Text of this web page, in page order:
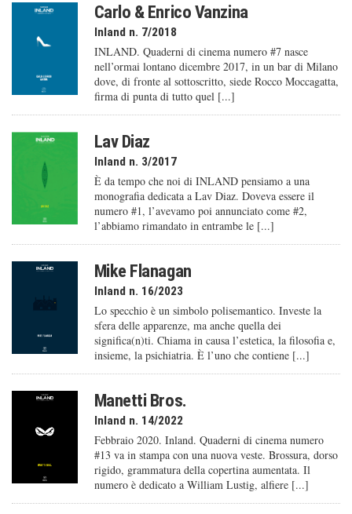
Carlo & Enrico Vanzina
Inland n. 7/2018
INLAND. Quaderni di cinema numero #7 nasce
nell’ormai lontano dicembre 2017, in un bar di Milano
dove, di fronte al sottoscritto, siede Rocco Moccagatta,
firma di punta di tutto quel [...]
Lav Diaz
Inland n. 3/2017
È da tempo che noi di INLAND pensiamo a una
monografia dedicata a Lav Diaz. Doveva essere il
numero #1, l’avevamo poi annunciato come #2,
l’abbiamo rimandato in entrambe le [...]
Mike Flanagan
Inland n. 16/2023
Lo specchio è un simbolo polisemantico. Investe la
sfera delle apparenze, ma anche quella dei
significa(n)ti. Chiama in causa l’estetica, la filosofia e,
insieme, la psichiatria. È l’uno che contiene [...]
Manetti Bros.
Inland n. 14/2022
Febbraio 2020. Inland. Quaderni di cinema numero
#13 va in stampa con una nuova veste. Brossura, dorso
rigido, grammatura della copertina aumentata. Il
numero è dedicato a William Lustig, alfiere [...]